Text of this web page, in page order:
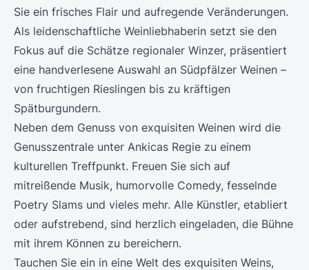
Sie ein frisches Flair und aufregende Veränderungen.
Als leidenschaftliche Weinliebhaberin setzt sie den
Fokus auf die Schätze regionaler Winzer, präsentiert
eine handverlesene Auswahl an Südpfälzer Weinen –
von fruchtigen Rieslingen bis zu kräftigen
Spätburgundern.
Neben dem Genuss von exquisiten Weinen wird die
Genusszentrale unter Ankicas Regie zu einem
kulturellen Treffpunkt. Freuen Sie sich auf
mitreißende Musik, humorvolle Comedy, fesselnde
Poetry Slams und vieles mehr. Alle Künstler, etabliert
oder aufstrebend, sind herzlich eingeladen, die Bühne
mit ihrem Können zu bereichern.
Tauchen Sie ein in eine Welt des exquisiten Weins,